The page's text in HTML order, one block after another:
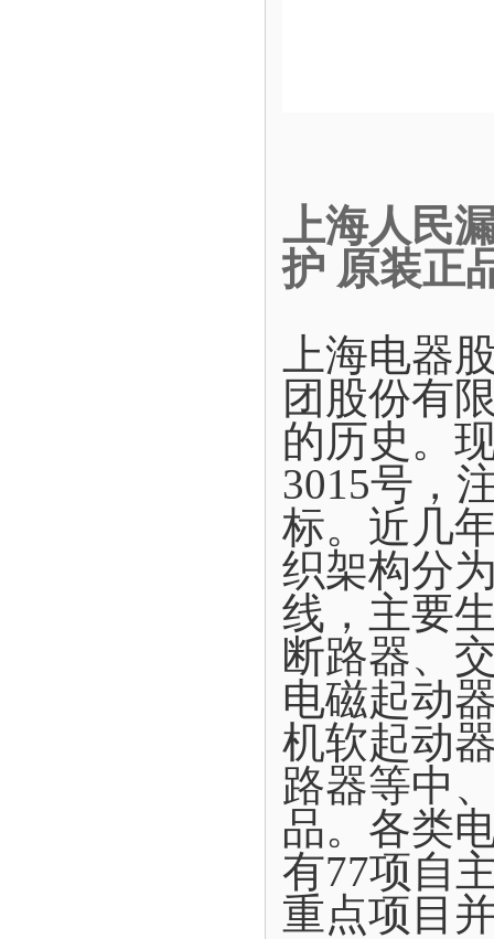
上海人民
护 原装正
上海电器
团股份有
的历史。
3015号，
标。近几
织架构分
线，主要
断路器、
电磁起动
机软起动
路器等中
品。各类
有77项自
重点项目